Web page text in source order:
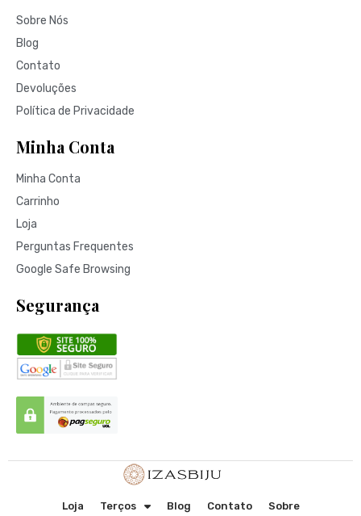
Sobre Nós
Blog
Contato
Devoluções
Política de Privacidade
Minha Conta
Minha Conta
Carrinho
Loja
Perguntas Frequentes
Google Safe Browsing
Segurança
Loja Terços Blog Contato Sobre